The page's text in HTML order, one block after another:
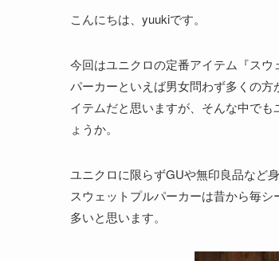
こんにちは、yuukiです。
今回はユニクロの定番アイテム『スウ
パーカーといえば男女問わず多くの
イテムだと思いますが、そんな中で
ょうか。
ユニクロに限らずGUや無印良品など
スウェットプルパーカーは昔から毎
多いと思います。